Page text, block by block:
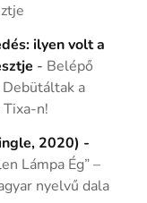
ilyen volt a
- Belépő
a
n!
2020) -
Lámpa Ég” –
nyelvű dala